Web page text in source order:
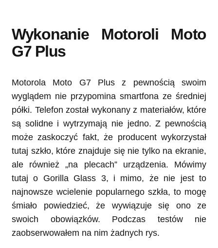
Wykonanie Motoroli Moto
G7 Plus
Motorola Moto G7 Plus z pewnością swoim
wyglądem nie przypomina smartfona ze średniej
półki. Telefon został wykonany z materiałów, które
są solidne i wytrzymają nie jedno. Z pewnością
może zaskoczyć fakt, że producent wykorzystał
tutaj szkło, które znajduje się nie tylko na ekranie,
ale również „na plecach” urządzenia. Mówimy
tutaj o Gorilla Glass 3, i mimo, że nie jest to
najnowsze wcielenie popularnego szkła, to mogę
śmiało powiedzieć, że wywiązuje się ono ze
swoich obowiązków. Podczas testów nie
zaobserwowałem na nim żadnych rys.